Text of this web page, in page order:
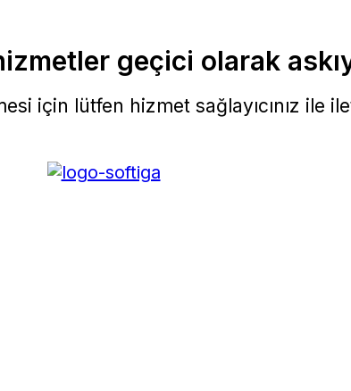
geçici olarak
için lütfen hizmet sağlayıcınız ile